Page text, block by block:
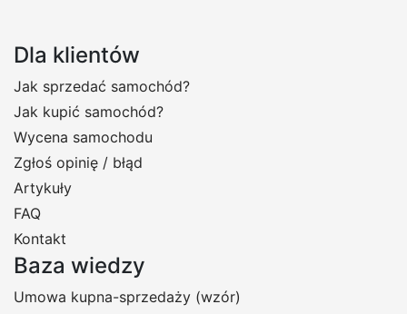
Dla klientów
Jak sprzedać samochód?
Jak kupić samochód?
Wycena samochodu
Zgłoś opinię / błąd
Artykuły
FAQ
Kontakt
Baza wiedzy
Umowa kupna-sprzedaży (wzór)